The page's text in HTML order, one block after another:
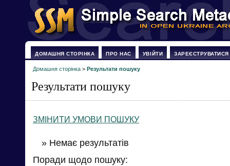
ДОМАШНЯ СТОРІНКА ПРО НАС УВІЙТИ ЗАРЕЄСТРУВАТИСЯ
Домашня сторінка > Результати пошуку
Результати пошуку
ЗМІНИТИ УМОВИ ПОШУКУ
» Немає результатів
Поради щодо пошуку: